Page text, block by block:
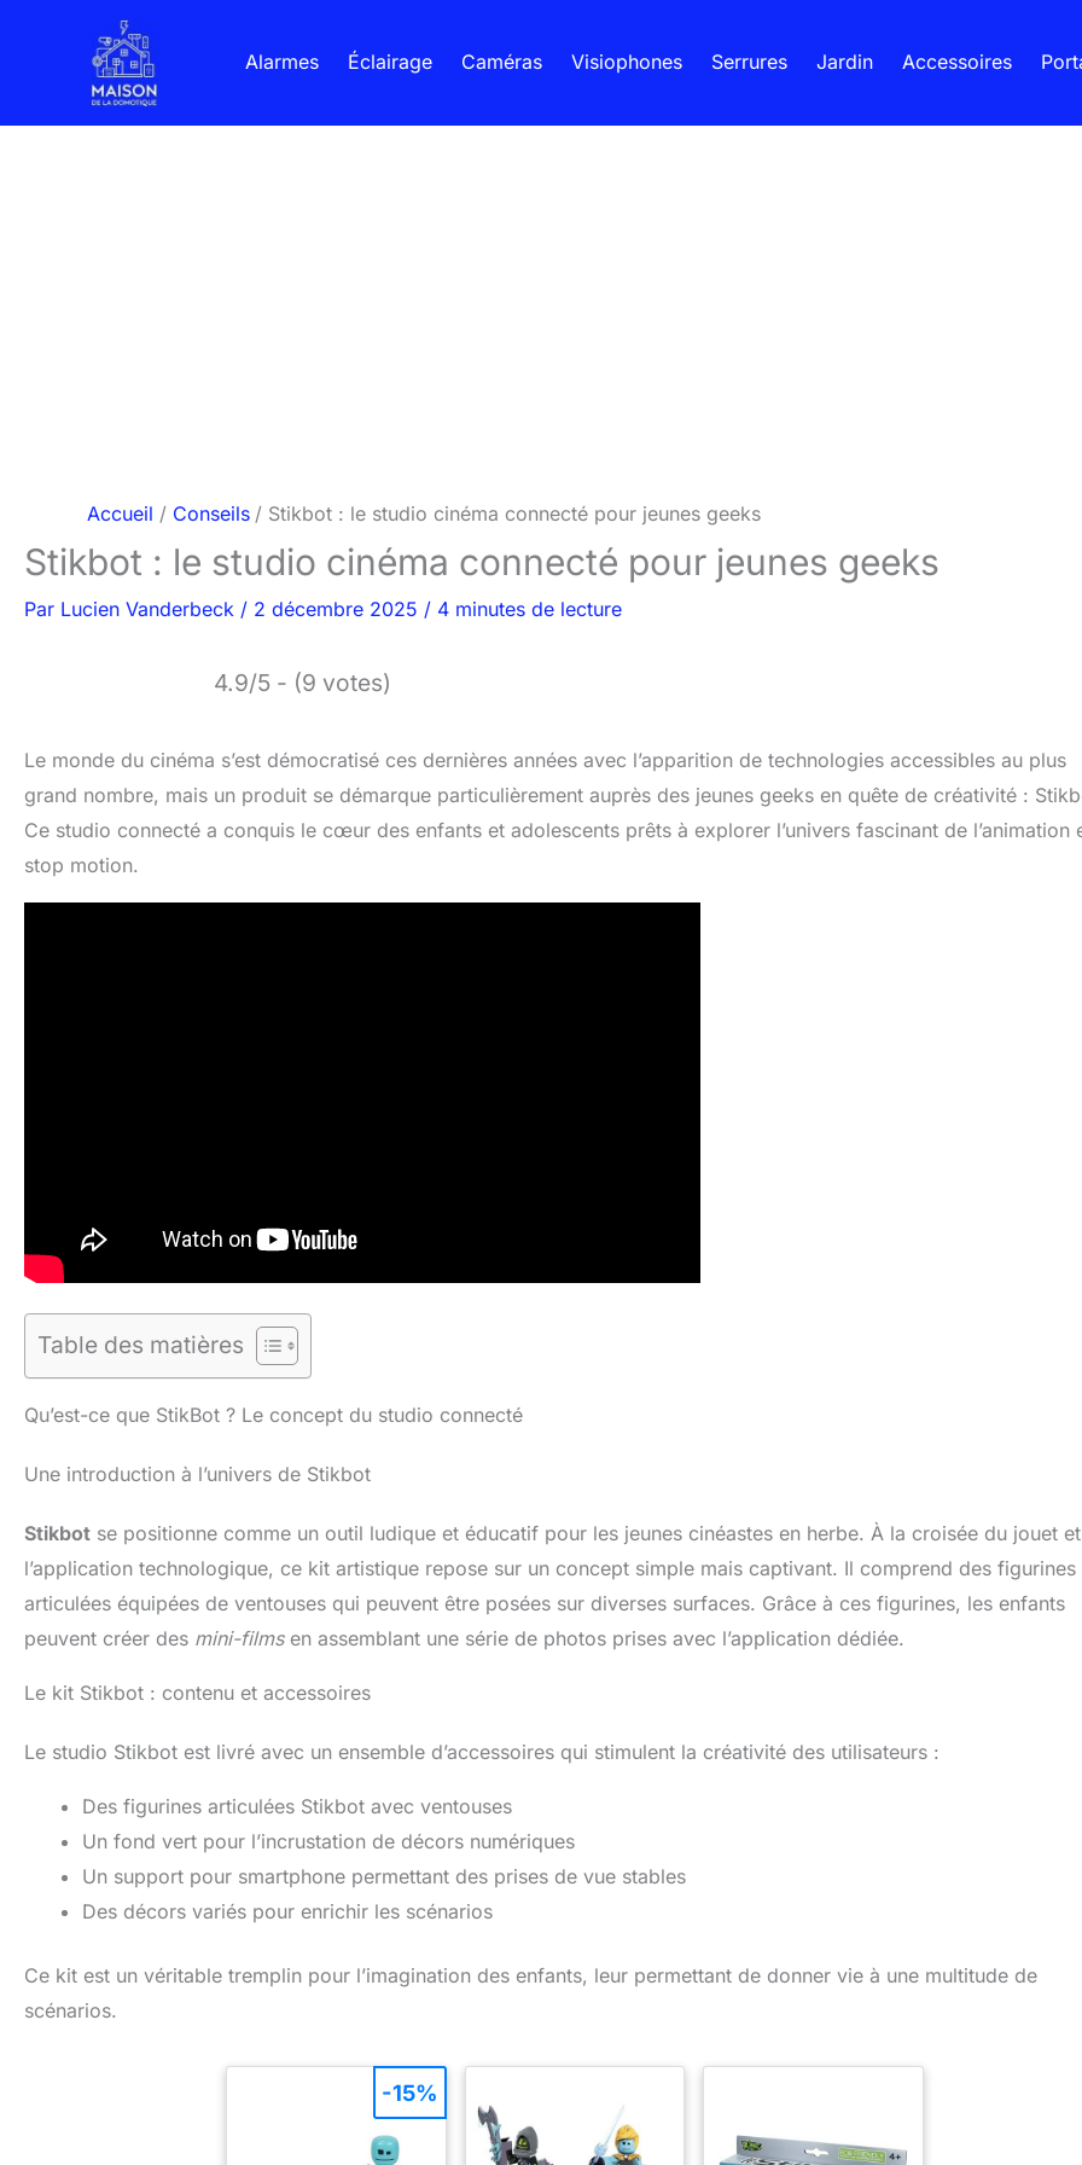
Alarmes Éclairage Caméras Visiophones Serrures Jardin Accessoires
Accueil Conseils Stikbot : le studio cinéma connecté pour jeunes geeks
Stikbot : le studio cinéma connecté pour jeunes geeks
Par Lucien Vanderbeck / 2 décembre 2025 / 4 minutes de lecture
4.9/5 - (9 votes)
Le monde du cinéma s’est démocratisé ces dernières années avec l’apparition de technologies accessibles au plus
grand nombre, mais un produit se démarque particulièrement auprès des jeunes geeks en quête de créativité :
Ce studio connecté a conquis le cœur des enfants et adolescents prêts à explorer l’univers fascinant de l’animation
stop motion.
Table des matières
Qu’est-ce que StikBot ? Le concept du studio connecté
Une introduction à l’univers de Stikbot
Stikbot se positionne comme un outil ludique et éducatif pour les jeunes cinéastes en herbe. À la croisée du jouet
l’application technologique, ce kit artistique repose sur un concept simple mais captivant. Il comprend des figurines
articulées équipées de ventouses qui peuvent être posées sur diverses surfaces. Grâce à ces figurines, les enfants
peuvent créer des mini-filmsen assemblant une série de photos prises avec l’application dédiée.
Le kit Stikbot : contenu et accessoires
Le studio Stikbot est livré avec un ensemble d’accessoires qui stimulent la créativité des utilisateurs :
Des figurines articulées Stikbot avec ventouses
Un fond vert pour l’incrustation de décors numériques
Un support pour smartphone permettant des prises de vue stables
Des décors variés pour enrichir les scénarios
Ce kit est un véritable tremplin pour l’imagination des enfants, leur permettant de donner vie à une multitude de
scénarios.
-15%